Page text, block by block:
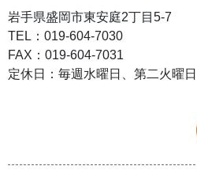
岩手県盛岡市東安庭2丁目5-7
TEL：019-604-7030
FAX：019-604-7031
定休日：毎週水曜日、第二火曜日